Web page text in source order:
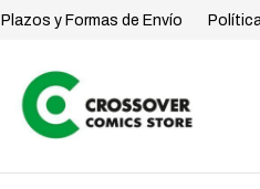
Plazos y Formas de Envío